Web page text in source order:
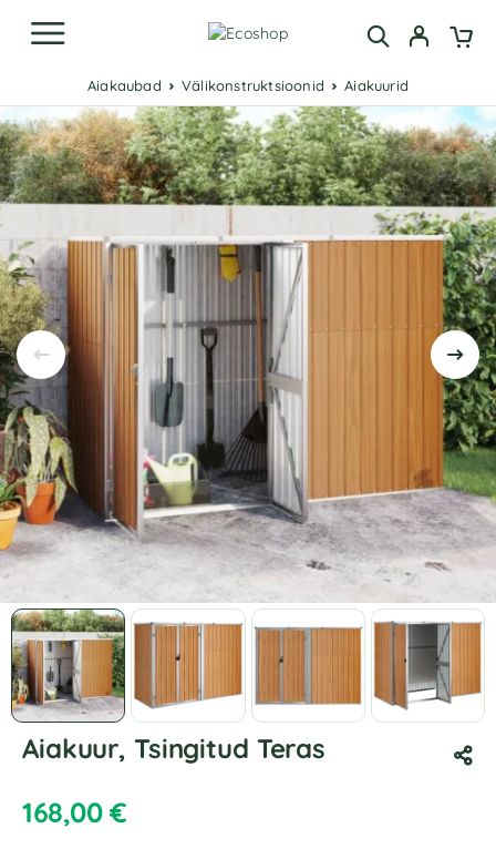
Aiakaubad Välikonstruktsioonid Aiakuurid
Aiakuur, Tsingitud Teras
168,00€